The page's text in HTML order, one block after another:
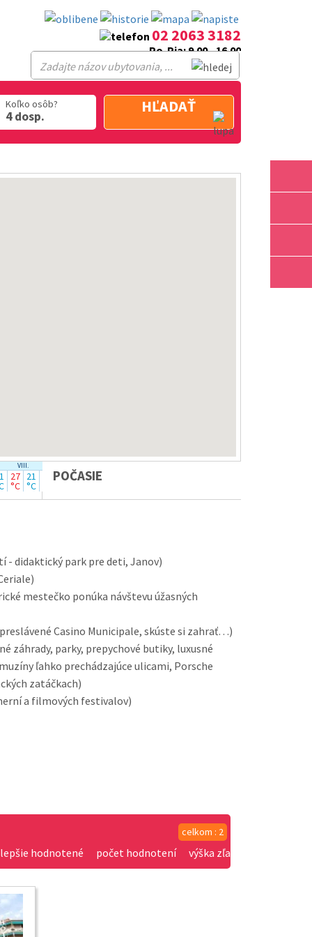
02 2063 3182
Po-Pia: 9.00 - 16.00
Koľko osôb?
4 dosp.
HĽADAŤ
VIII.
27
°C
21
°C
18
POČASIE
- didaktický park pre deti, Janov)
mestečko ponúka návštevu úžasných
Casino Municipale, skúste si zahrať…)
záhrady, parky, prepychové butiky, luxusné
ľahko prechádzajúce ulicami, Porsche
zatáčkach)
a filmových festivalov)
celkom : 2
hodnotené počet hodnotení výška zľavy